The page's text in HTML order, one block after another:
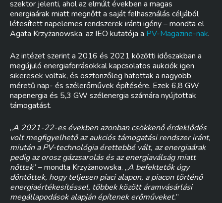
szektor jelenti, ahol az elmúlt években a magas
energiaárak miatt megnőtt a saját felhasználás céljából
létesített napelemes rendszerek iránti igény – mondta el
Agata Krzyżanowska, az IEO kutatója a PV-Magazine-nak.
Az intézet szerint a 2016 és 2021 közötti időszakban a
megújuló energiaforrásokkal kapcsolatos aukciók igen
sikeresek voltak, és ösztönzőleg hatottak a nagyobb
méretű nap- és szélerőművek építésére. Ezek 6,8 GW
napenergia és 5,3 GW szélenergia számára nyújtottak
támogatást.
„A 2021-22-es években azonban csökkenő érdeklődés
volt megfigyelhető az aukciós támogatási rendszer iránt,
miután a PV-technológia érettebbé vált, az energiaárak
pedig az orosz gázzsarolás és az energiaválság miatt
nőttek” – mondta Krzyżanowska. „A befektetők úgy
döntöttek, hogy teljesen piaci alapon, a piacon történő
energiaértékesítéssel, többek között áramvásárlási
megállapodások alapján építenek erőműveket.”